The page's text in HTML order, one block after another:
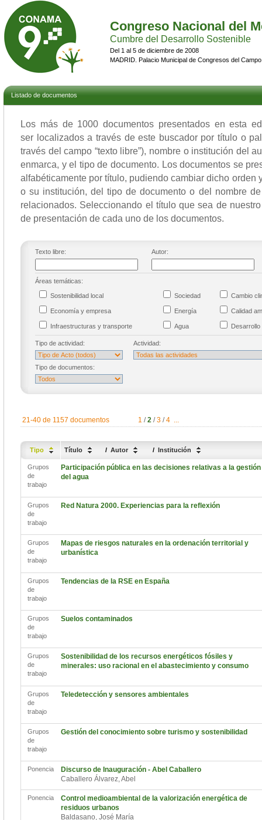
Congreso Nacional del
Cumbre del Desarrollo Sostenible
Del 1 al 5 de diciembre de 2008
MADRID. Palacio Municipal de Congresos del
Listado de documentos
Los más de 1000 documentos presentados en esta
ser localizados a través de este buscador por título o
través del campo “texto libre”), nombre o institución del
enmarca, y el tipo de documento. Los documentos se
alfabéticamente por título, pudiendo cambiar dicho orden
o su institución, del tipo de documento o del nombre
relacionados. Seleccionando el título que sea de
de presentación de cada uno de los documentos.
Texto libre: Autor:
Áreas temáticas:
Sostenibilidad local Sociedad Cambio
Economía y empresa Energía Calidad
Infraestructuras y transporte Agua
Tipo de actividad: Actividad:
Tipo de documentos:
21-40 de 1157 documentos 1 /2 / 3 / 4 ...
Tipo Título / Autor / Institución
Grupos
de
trabajo
Participación pública en las decisiones relativas a la gestión
del agua
Grupos
de
trabajo
Red Natura 2000. Experiencias para la reflexión
Grupos
de
trabajo
Mapas de riesgos naturales en la ordenación territorial y
urbanística
Grupos
de
trabajo
Tendencias de la RSE en España
Grupos
de
trabajo
Suelos contaminados
Grupos
de
trabajo
Sostenibilidad de los recursos energéticos fósiles y
minerales: uso racional en el abastecimiento y consumo
Grupos
de
trabajo
Teledetección y sensores ambientales
Grupos
de
trabajo
Gestión del conocimiento sobre turismo y sostenibilidad
Ponencia
Discurso de Inauguración - Abel Caballero
Caballero Álvarez, Abel
Ponencia
Control medioambiental de la valorización energética de
residuos urbanos
Baldasano, José María